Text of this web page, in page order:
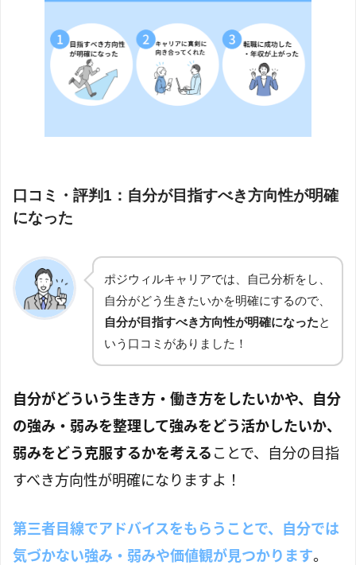
口コミ・評判1：自分が目指すべき方向性が明確
になった
ポジウィルキャリアでは、自己分析をし、
自分がどう生きたいかを明確にするので、
自分が目指すべき方向性が明確になったと
いう口コミがありました！
自分がどういう生き方・働き方をしたいかや、自分
の強み・弱みを整理して強みをどう活かしたいか、
弱みをどう克服するかを考える ことで、自分の目指
すべき方向性が明確になりますよ！
第三者目線でアドバイスをもらうことで、自分では
気づかない強み・弱みや価値観が見つかります。